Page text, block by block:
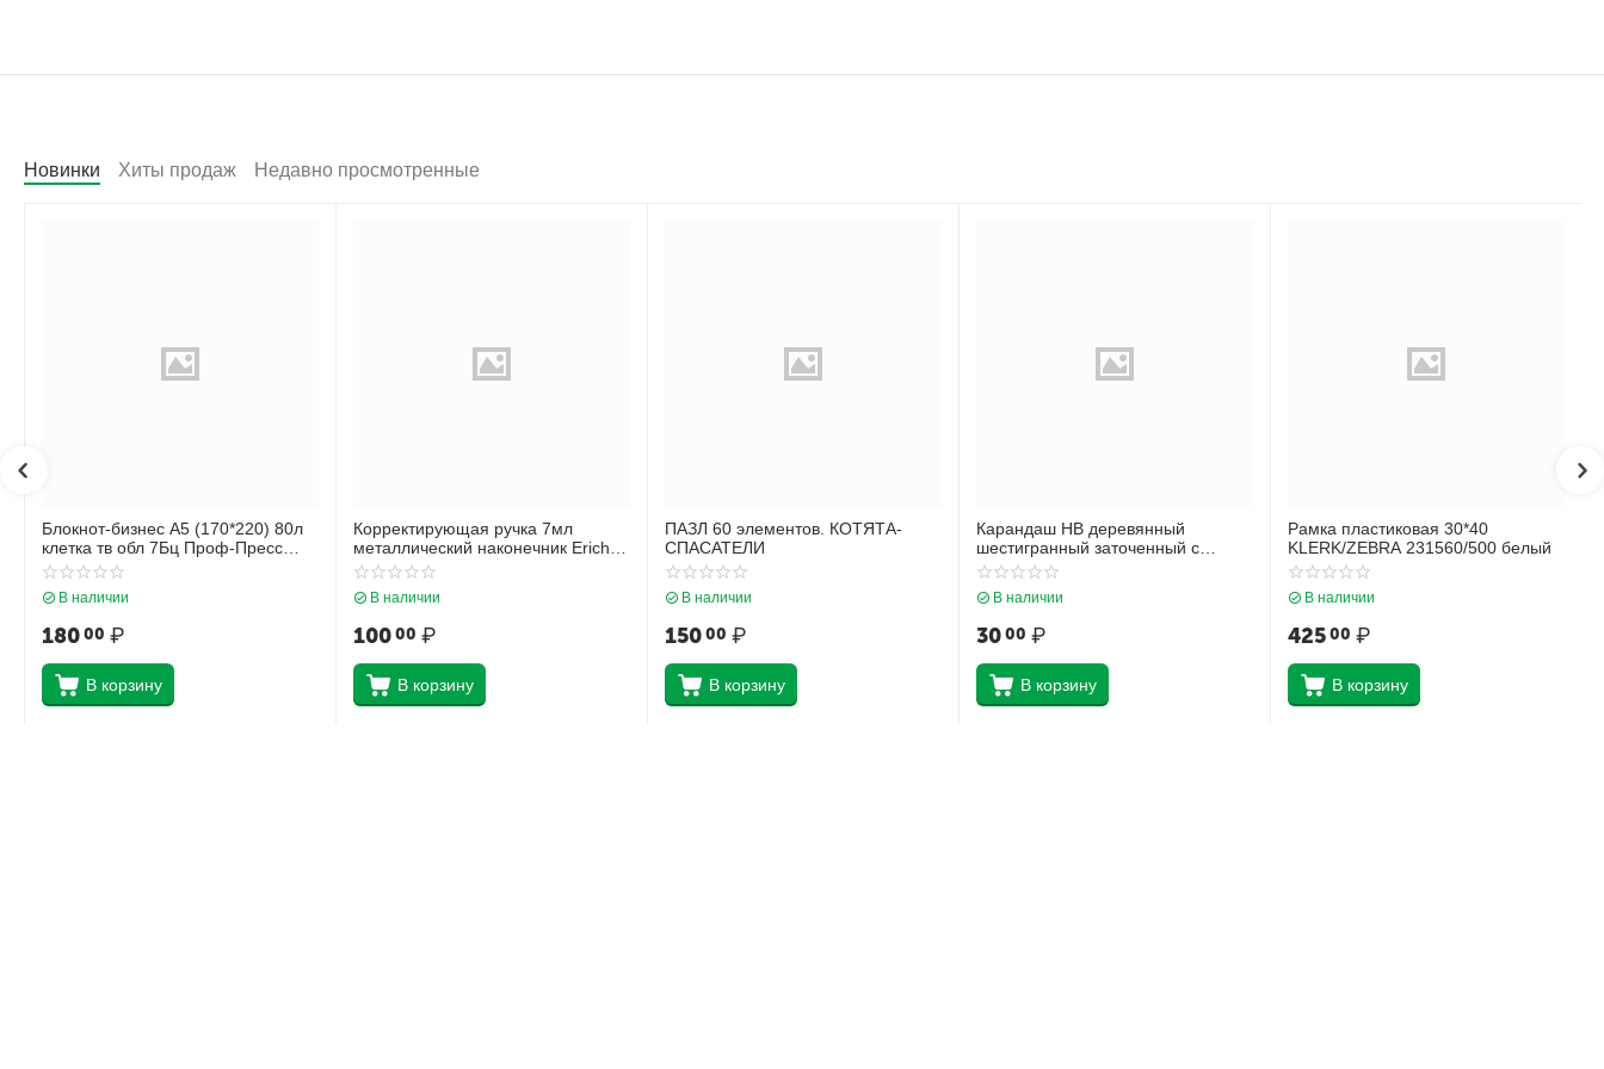
Новинки Хиты продаж Недавно просмотренные
Блокнот-бизнес А5 (170*220) 80л
клетка тв обл 7Бц Проф-Пресс
Нежные листья глянц лам 80-4472
В наличии
18000 ₽
В корзину
Корректирующая ручка 7мл
металлический наконечник Erich
Krause Стандарт 55989
В наличии
10000 ₽
В корзину
ПАЗЛ 60 элементов. КОТЯТА-
СПАСАТЕЛИ
В наличии
15000 ₽
В корзину
Карандаш НВ деревянный
шестигранный заточенный с
ластиком Erich Krause Черный как
В наличии
3000 ₽
В корзину
Рамка пластиковая 30*40
KLERK/ZEBRA 231560/500 белый
В наличии
42500 ₽
В корзину